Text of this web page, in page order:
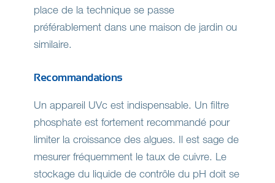
place de la technique se passe
préférablement dans une maison de jardin ou
similaire.
Recommandations
Un appareil UVc est indispensable. Un filtre
phosphate est fortement recommandé pour
limiter la croissance des algues. Il est sage de
mesurer fréquemment le taux de cuivre. Le
stockage du liquide de contrôle du pH doit se